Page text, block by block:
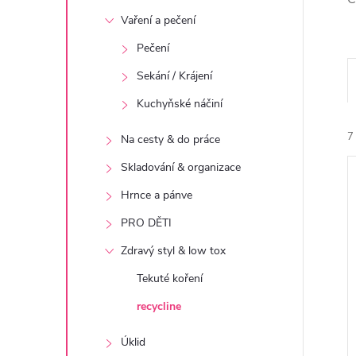
Vaření a pečení
Pečení
Sekání / Krájení
Kuchyňské náčiní
Na cesty & do práce
Skladování & organizace
Hrnce a pánve
PRO DĚTI
Zdravý styl & low tox
Tekuté koření
recycline
Úklid
a7